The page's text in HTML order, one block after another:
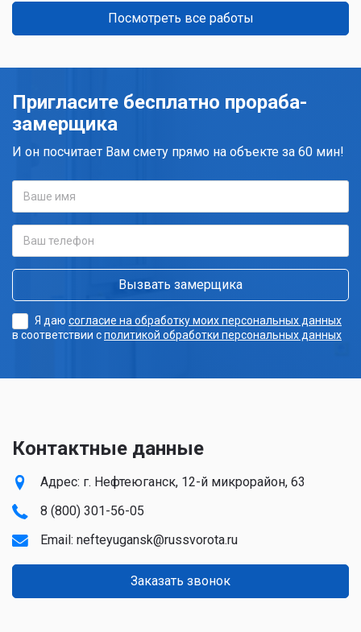
Посмотреть все работы
Пригласите бесплатно прораба-
замерщика
И он посчитает Вам смету прямо на объекте за 60 мин!
Я даю согласие на обработку моих персональных данных
в соответствии сполитикой обработки персональных данных
Контактные данные
Адрес: г. Нефтеюганск, 12-й микрорайон, 63
8 (800) 301-56-05
Email: nefteyugansk@russvorota.ru
Заказать звонок